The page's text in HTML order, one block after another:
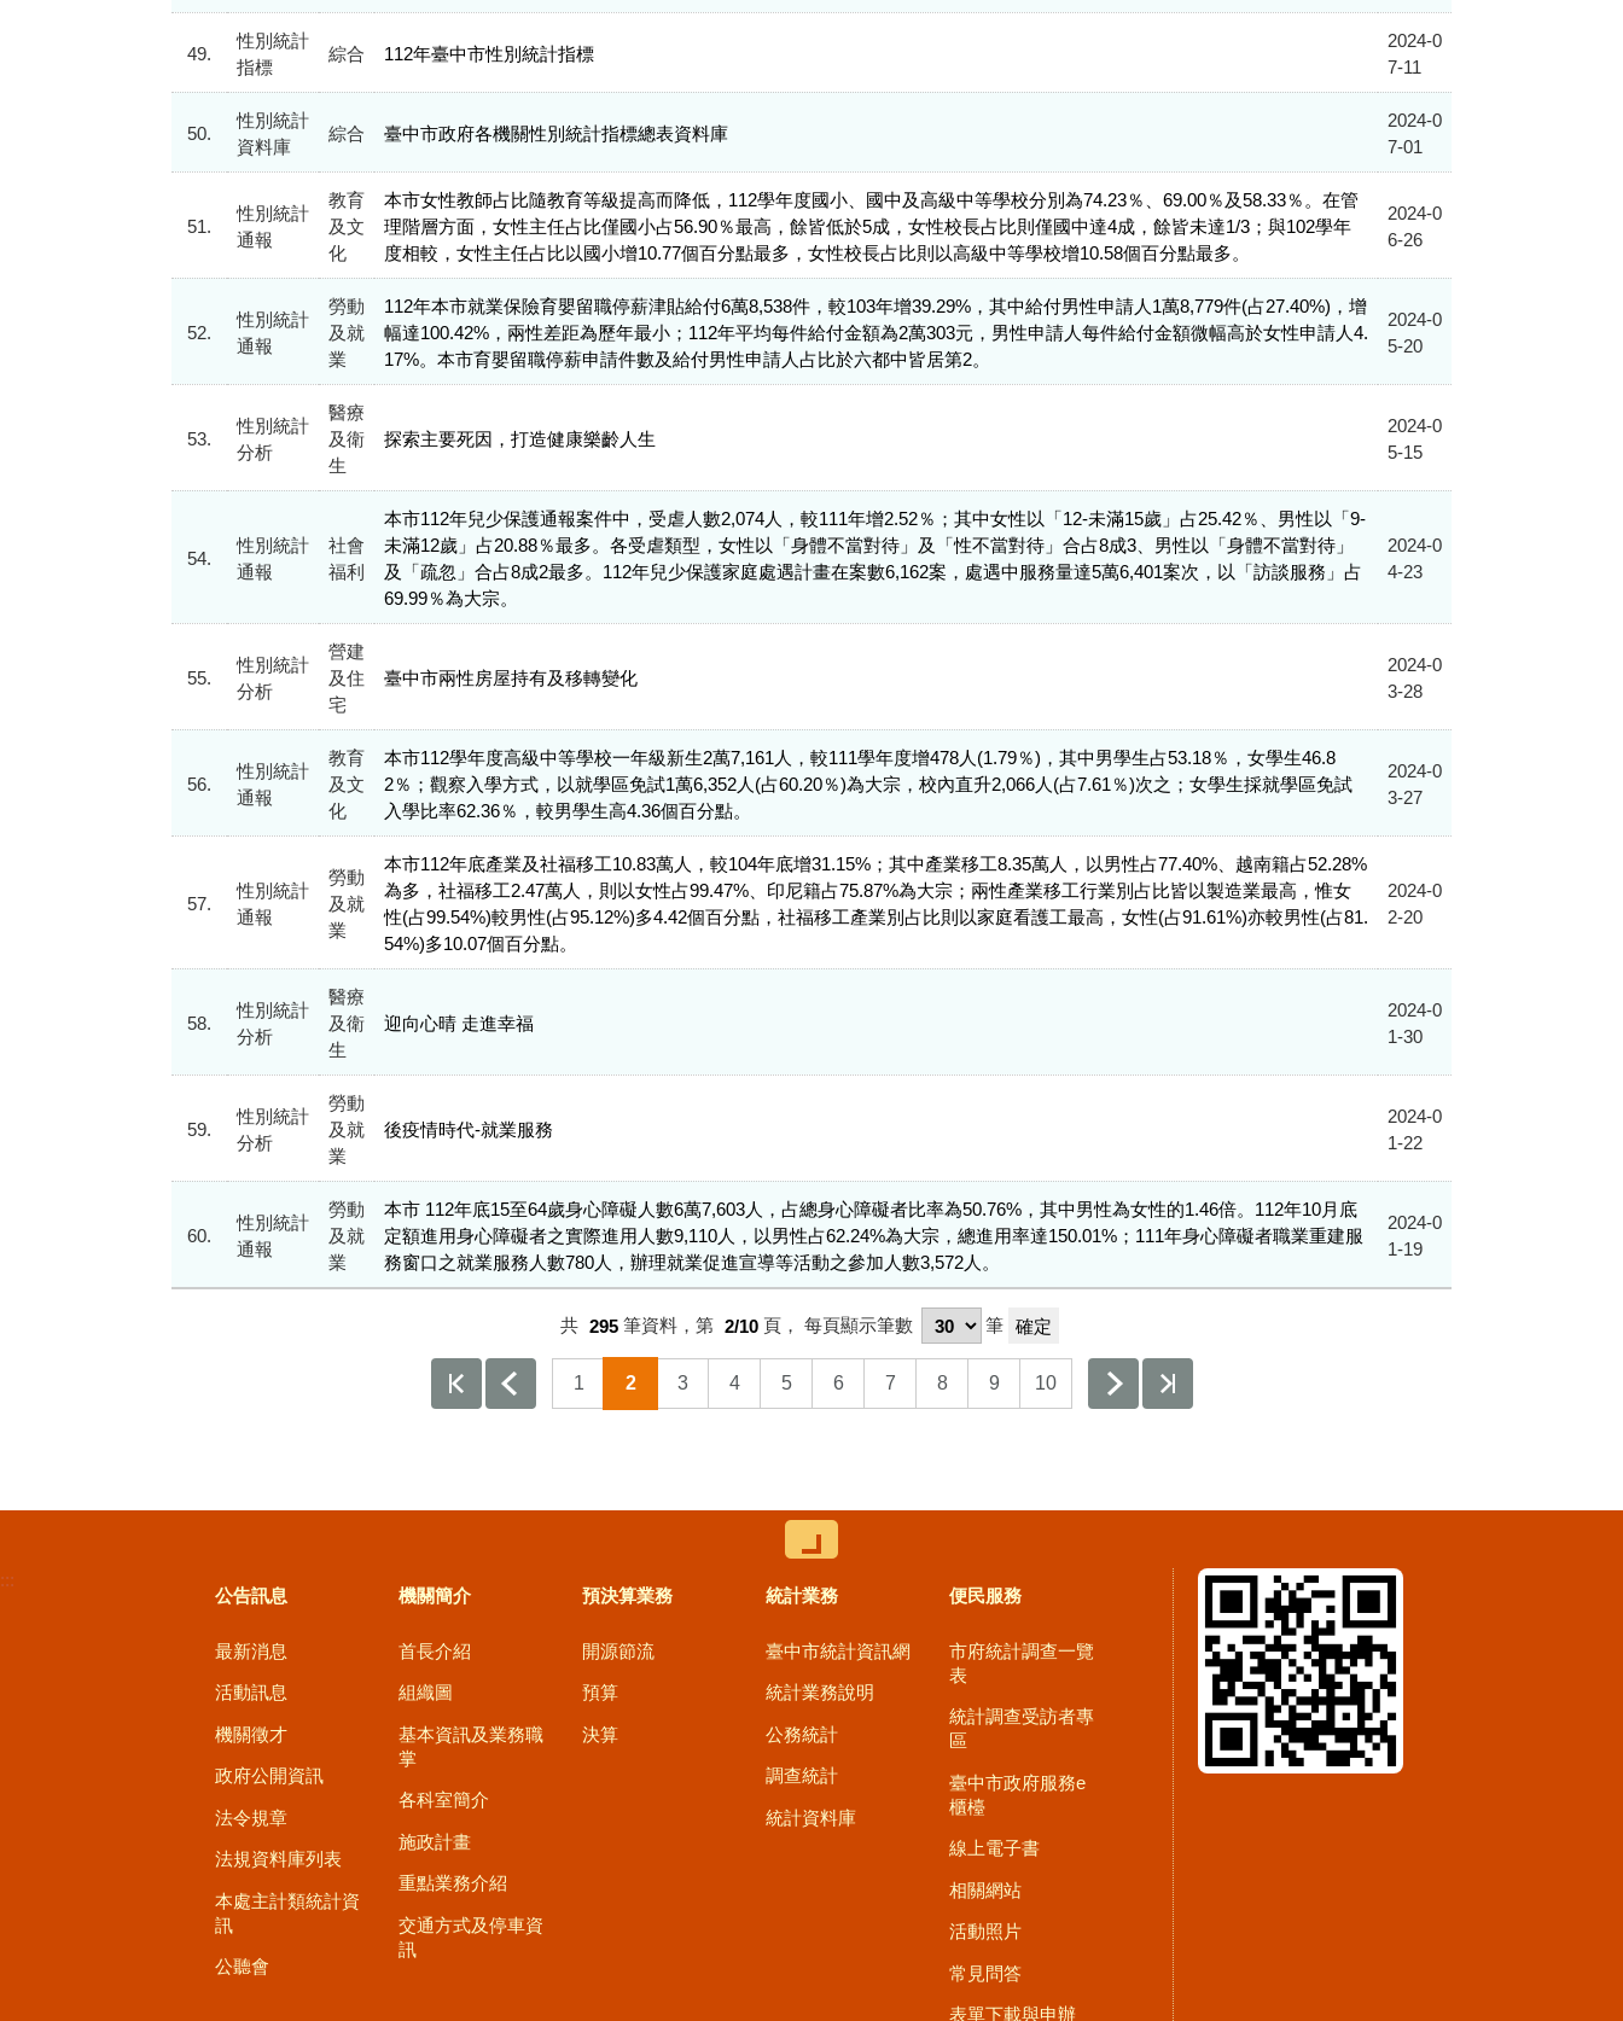
49.
性別統計
指標
綜合 112年臺中市性別統計指標
2024-0
7-11
50.
性別統計
資料庫
綜合 臺中市政府各機關性別統計指標總表資料庫
2024-0
7-01
51.
性別統計
通報
教育
及文
化
本市女性教師占比隨教育等級提高而降低，112學年度國小、國中及高級中等學校分別為74.23％、69.00％及58.33％。在管
理階層方面，女性主任占比僅國小占56.90％最高，餘皆低於5成，女性校長占比則僅國中達4成，餘皆未達1/3；與102學年
度相較，女性主任占比以國小增10.77個百分點最多，女性校長占比則以高級中等學校增10.58個百分點最多。
2024-0
6-26
52.
性別統計
通報
勞動
及就
業
112年本市就業保險育嬰留職停薪津貼給付6萬8,538件，較103年增39.29%，其中給付男性申請人1萬8,779件(占27.40%)，增
幅達100.42%，兩性差距為歷年最小；112年平均每件給付金額為2萬303元，男性申請人每件給付金額微幅高於女性申請人4.
17%。本市育嬰留職停薪申請件數及給付男性申請人占比於六都中皆居第2。
2024-0
5-20
53.
性別統計
分析
醫療
及衛
生
探索主要死因，打造健康樂齡人生
2024-0
5-15
54.
性別統計
通報
社會
福利
本市112年兒少保護通報案件中，受虐人數2,074人，較111年增2.52％；其中女性以「12-未滿15歲」占25.42％、男性以「9-
未滿12歲」占20.88％最多。各受虐類型，女性以「身體不當對待」及「性不當對待」合占8成3、男性以「身體不當對待」
及「疏忽」合占8成2最多。112年兒少保護家庭處遇計畫在案數6,162案，處遇中服務量達5萬6,401案次，以「訪談服務」占
69.99％為大宗。
2024-0
4-23
55.
性別統計
分析
營建
及住
宅
臺中市兩性房屋持有及移轉變化
2024-0
3-28
56.
性別統計
通報
教育
及文
化
本市112學年度高級中等學校一年級新生2萬7,161人，較111學年度增478人(1.79％)，其中男學生占53.18％，女學生46.8
2％；觀察入學方式，以就學區免試1萬6,352人(占60.20％)為大宗，校內直升2,066人(占7.61％)次之；女學生採就學區免試
入學比率62.36％，較男學生高4.36個百分點。
2024-0
3-27
57.
性別統計
通報
勞動
及就
業
本市112年底產業及社福移工10.83萬人，較104年底增31.15%；其中產業移工8.35萬人，以男性占77.40%、越南籍占52.28%
為多，社福移工2.47萬人，則以女性占99.47%、印尼籍占75.87%為大宗；兩性產業移工行業別占比皆以製造業最高，惟女
性(占99.54%)較男性(占95.12%)多4.42個百分點，社福移工產業別占比則以家庭看護工最高，女性(占91.61%)亦較男性(占81.
54%)多10.07個百分點。
2024-0
2-20
58.
性別統計
分析
醫療
及衛
生
迎向心晴 走進幸福
2024-0
1-30
59.
性別統計
分析
勞動
及就
業
後疫情時代-就業服務
2024-0
1-22
60.
性別統計
通報
勞動
及就
業
本市 112年底15至64歲身心障礙人數6萬7,603人，占總身心障礙者比率為50.76%，其中男性為女性的1.46倍。112年10月底
定額進用身心障礙者之實際進用人數9,110人，以男性占62.24%為大宗，總進用率達150.01%；111年身心障礙者職業重建服
務窗口之就業服務人數780人，辦理就業促進宣導等活動之參加人數3,572人。
2024-0
1-19
共 295 筆資料，第 2/10 頁， 每頁顯示筆數 筆
1 2 3 4 5 6 7 8 9 10
:::
公告訊息
最新消息
活動訊息
機關徵才
政府公開資訊
法令規章
法規資料庫列表
本處主計類統計資
訊
公聽會
機關簡介
首長介紹
組織圖
基本資訊及業務職
掌
各科室簡介
施政計畫
重點業務介紹
交通方式及停車資
訊
預決算業務
開源節流
預算
決算
統計業務
臺中市統計資訊網
統計業務說明
公務統計
調查統計
統計資料庫
便民服務
市府統計調查一覽
表
統計調查受訪者專
區
臺中市政府服務e
櫃檯
線上電子書
相關網站
活動照片
常見問答
表單下載與申辦